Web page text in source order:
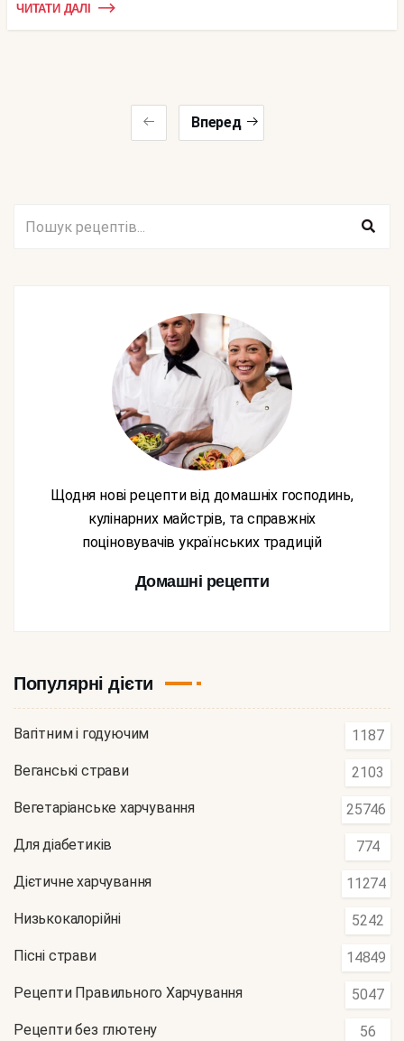
ЧИТАТИ ДАЛІ
Вперед
Щодня нові рецепти від домашніх господинь,
кулінарних майстрів, та справжніх
поціновувачів українських традицій
Домашні рецепти
Популярні дієти
Вагітним і годуючим 1187
Веганські страви 2103
Вегетаріанське харчування 25746
Для діабетиків 774
Дієтичне харчування 11274
Низькокалорійні 5242
Пісні страви 14849
Рецепти Правильного Харчування 5047
Рецепти без глютену 56